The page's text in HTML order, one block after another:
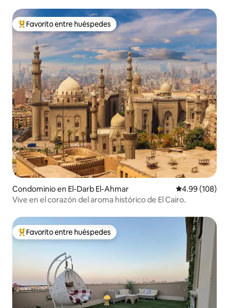
De los mejores en Favorito entre huéspedes
Favorito entre huéspedes
Condominio en El-Darb El-Ahmar Calificación
4.99 (108)
Vive en el corazón del aroma histórico de El Cairo.
De los mejores en Favorito entre huéspedes
Favorito entre huéspedes